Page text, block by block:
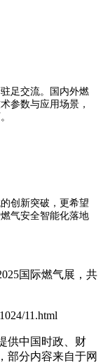
足交流。国内外燃
参数与应用场景，
创新突破，更希望
气安全智能化落地
国际燃气展，共
11.html
供中国时政、财
部分内容来自于网